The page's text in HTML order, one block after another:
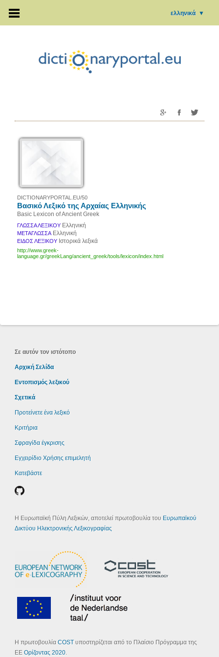
ελληνικά ▼
DICTIONARYPORTAL.EU/50
Βασικό Λεξικό της Αρχαίας Ελληνικής
Basic Lexicon of Ancient Greek
ΓΛΩΣΣΑ ΛΕΞΙΚΟΥ Ελληνική
ΜΕΤΑΓΛΩΣΣΑ Ελληνική
ΕΙΔΟΣ ΛΕΞΙΚΟΥ Ιστορικά λεξικά
http://www.greek-
language.gr/greekLang/ancient_greek/tools/lexicon/index.html
Σε αυτόν τον ιστότοπο
Αρχική Σελίδα
Εντοπισμός λεξικού
Σχετικά
Προτείνετε ένα λεξικό
Κριτήρια
Σφραγίδα έγκρισης
Εγχειρίδιο Χρήσης επιμελητή
Κατεβάστε
Η Ευρωπαϊκή Πύλη Λεξικών, αποτελεί πρωτοβουλία του Ευρωπαϊκού
Δικτύου Ηλεκτρονικής Λεξικογραφίας
Η πρωτοβουλία COSTυποστηρίζεται από το Πλαίσιο Πρόγραμμα της
ΕΕ Ορίζοντας 2020.